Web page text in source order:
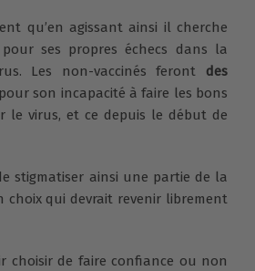
qu’en agissant ainsi il cherche
ses propres échecs dans la
Les non-vaccinés feront des
pour son incapacité à faire les bons
le virus, et ce depuis le début de
stigmatiser ainsi une partie de la
qui devrait revenir librement
choisir de faire confiance ou non